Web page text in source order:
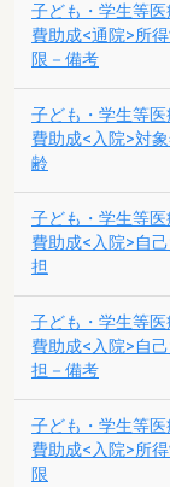
子ども・学生等医
費助成<通院>所得
限－備考
子ども・学生等医
費助成<入院>対
齢
子ども・学生等医
費助成<入院>自
担
子ども・学生等医
費助成<入院>自
担－備考
子ども・学生等医
費助成<入院>所得
限